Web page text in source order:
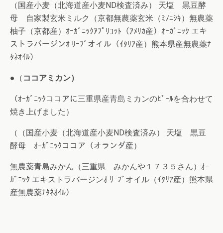
（国産小麦（北海道産小麦ND検査済み） 天塩 黒豆酵
母 自家製玄米ミルク（京都無農薬玄米（ﾐﾉﾆｼｷ）無農薬
柚子（京都産）ｵｰｶﾞﾆｯｸｱﾌﾟﾘｺｯﾄ（ｱﾒﾘｶ産）ｵｰｶﾞﾆｯｸ エキ
ストラバージンｵ ﾘｰﾌﾞオイル（ｲﾀﾘｱ産）熊本県産無農薬ﾅ
ﾀﾈｵｲﾙ）
●（ ココアミカン）
（ｵｰｶﾞﾆｯｸココアに三重県産青島ミカンのﾋﾟｰﾙを合わせて
焼き上げました）
（（国産小麦（北海道産小麦ND検査済み） 天塩 黒豆
酵母 ｵｰｶﾞﾆｯｸココア（オランダ産）
無農薬青島みかん（三重県 みかんや１７３５さん）ｵｰ
ｶﾞﾆｯｸ エキストラバージンｵ ﾘｰﾌﾞオイル（ｲﾀﾘｱ産）熊本県
産無農薬ﾅﾀﾈｵｲﾙ）